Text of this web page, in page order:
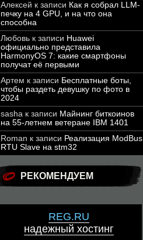
Алексей к записи Как я собрал LLM-
печку на 4 GPU, и на что она
способна
Любовь к записи Huawei
официально представила
HarmonyOS 7: какие смартфоны
получат её первыми
Артем к записи Бесплатные боты,
чтобы раздеть девушку по фото в
2024
sasha к записи Майнинг биткоинов
на 55-летнем ветеране IBM 1401
Roman к записи Реализация ModBus
RTU Slave на stm32
РЕКОМЕНДУЕМ
REG.RU
надежный хостинг